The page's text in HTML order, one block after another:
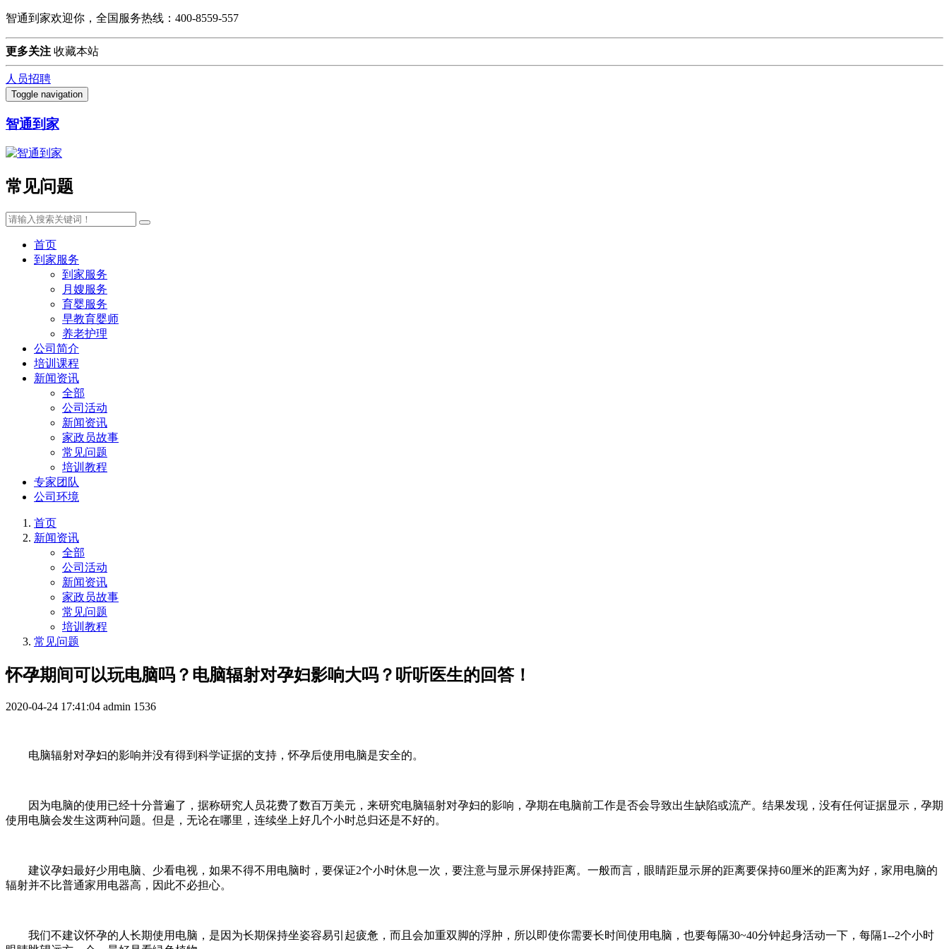
智通到家欢迎你，全国服务热线：400-8559-557
更多关注 收藏本站
人员招聘
Toggle navigation
智通到家
常见问题
首页
到家服务
到家服务
月嫂服务
育婴服务
早教育婴师
养老护理
公司简介
培训课程
新闻资讯
全部
公司活动
新闻资讯
家政员故事
常见问题
培训教程
专家团队
公司环境
首页
新闻资讯
全部
公司活动
新闻资讯
家政员故事
常见问题
培训教程
常见问题
怀孕期间可以玩电脑吗？电脑辐射对孕妇影响大吗？听听医生的回答！
2020-04-24 17:41:04 admin 1536
电脑辐射对孕妇的影响并没有得到科学证据的支持，怀孕后使用电脑是安全的。
因为电脑的使用已经十分普遍了，据称研究人员花费了数百万美元，来研究电脑辐射对孕妇的影响，孕期在电脑前工作是否会导致出生缺陷或流产。结果发现，没有任何证据显示，孕期
使用电脑会发生这两种问题。但是，无论在哪里，连续坐上好几个小时总归还是不好的。
建议孕妇最好少用电脑、少看电视，如果不得不用电脑时，要保证2个小时休息一次，要注意与显示屏保持距离。一般而言，眼睛距显示屏的距离要保持60厘米的距离为好，家用电脑的
辐射并不比普通家用电器高，因此不必担心。
我们不建议怀孕的人长期使用电脑，是因为长期保持坐姿容易引起疲惫，而且会加重双脚的浮肿，所以即使你需要长时间使用电脑，也要每隔30~40分钟起身活动一下，每隔1--2个小时